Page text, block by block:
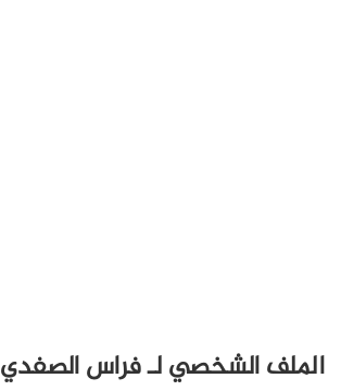
الملف الشخصي لـ فراس الصفدي